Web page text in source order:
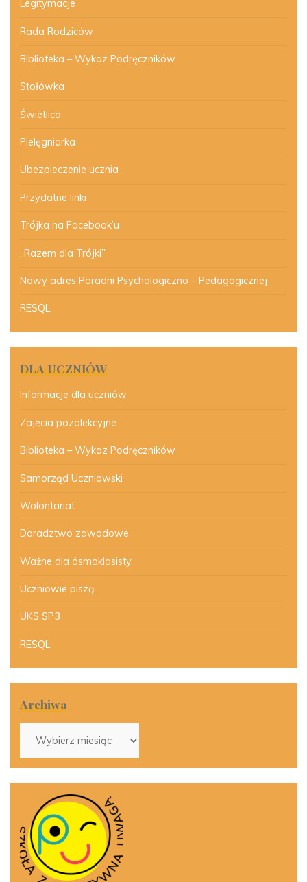
Legitymacje
Rada Rodziców
Biblioteka – Wykaz Podręczników
Stołówka
Świetlica
Pielęgniarka
Ubezpieczenie ucznia
Przydatne linki
Trójka na Facebook’u
„Razem dla Trójki”
Nowy adres Poradni Psychologiczno – Pedagogicznej
RESQL
DLA UCZNIÓW
Informacje dla uczniów
Zajęcia pozalekcyjne
Biblioteka – Wykaz Podręczników
Samorząd Uczniowski
Wolontariat
Doradztwo zawodowe
Ważne dla ósmoklasisty
Uczniowie piszą
UKS SP3
RESQL
Archiwa